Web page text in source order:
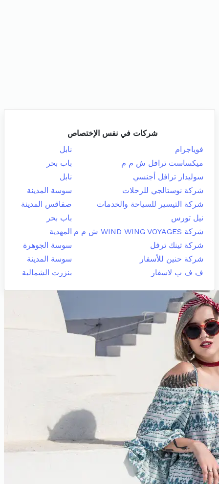
شركات في نفس الإختصاص
فوياجرام
نابل
ميكساست ترافل ش م م
باب بحر
سوليدار ترافل أجنسي
نابل
شركة نوستالجي للرحلات
سوسة المدينة
شركة التيسير للسياحة والخدمات
صفاقس المدينة
نيل تورس
باب بحر
شركة WIND WING VOYAGES ش م م
المهدية
شركة تينك ترفل
سوسة الجوهرة
شركة حنين للأسفار
سوسة المدينة
ف ف ب لاسفار
بنزرت الشمالية